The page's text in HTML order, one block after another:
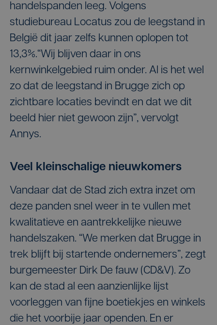
handelspanden leeg. Volgens
studiebureau Locatus zou de leegstand in
België dit jaar zelfs kunnen oplopen tot
13,3%.“Wij blijven daar in ons
kernwinkelgebied ruim onder. Al is het wel
zo dat de leegstand in Brugge zich op
zichtbare locaties bevindt en dat we dit
beeld hier niet gewoon zijn”, vervolgt
Annys.
Veel kleinschalige nieuwkomers
Vandaar dat de Stad zich extra inzet om
deze panden snel weer in te vullen met
kwalitatieve en aantrekkelijke nieuwe
handelszaken. “We merken dat Brugge in
trek blijft bij startende ondernemers”, zegt
burgemeester Dirk De fauw (CD&V). Zo
kan de stad al een aanzienlijke lijst
voorleggen van fijne boetiekjes en winkels
die het voorbije jaar openden. En er